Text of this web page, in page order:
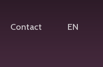
Contact EN